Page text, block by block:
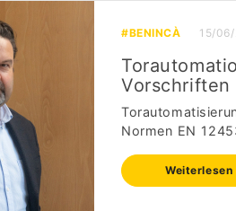
#BENINCÀ 15/
Normen EN
Weiterlesen